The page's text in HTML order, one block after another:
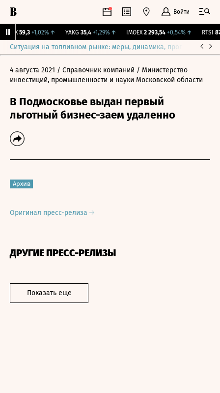
Войти
59,3 +1,02%↑ YAKG 35,4 +1,29%↑ IMOEX 2 293,54 +0,54%↑ RTSI
Ситуация на топливном рынке: меры, динамика, прогнозы
4 августа 2021 / Справочник компаний / Министерство
инвестиций, промышленности и науки Московской области
В Подмосковье выдан первый
льготный бизнес-заем удаленно
Архив
Оригинал пресс-релиза
ДРУГИЕ ПРЕСС-РЕЛИЗЫ
Показать еще